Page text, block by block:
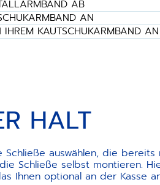
AB
AN
KAUTSCHUKARMBAND AN
HALT
Schließe auswählen, die
Schließe selbst montieren.
Ihnen optional an der Kasse